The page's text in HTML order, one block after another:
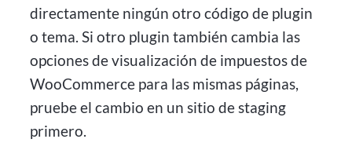
directamente ningún otro código de plugin
o tema. Si otro plugin también cambia las
opciones de visualización de impuestos de
WooCommerce para las mismas páginas,
pruebe el cambio en un sitio de staging
primero.